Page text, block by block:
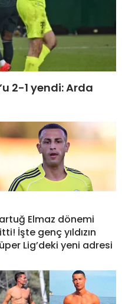
2-1 yendi: Arda
Elmaz dönemi
İşte genç yıldızın
Lig’deki yeni adresi